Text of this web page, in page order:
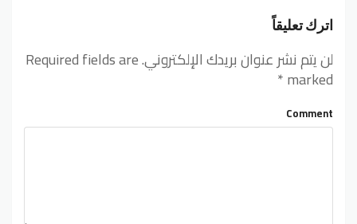
اترك تعليقاً
لن يتم نشر عنوان بريدك الإلكتروني.Required fields are
marked
*
Comment